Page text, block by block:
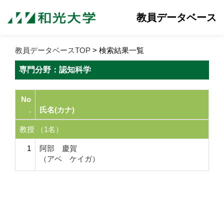
教員データベース
教員データベースTOP > 検索結果一覧
専門分野：認知科学
No
.
氏名(カナ)
教授 （1名）
1
阿部 慶賀
（アベ ケイガ）